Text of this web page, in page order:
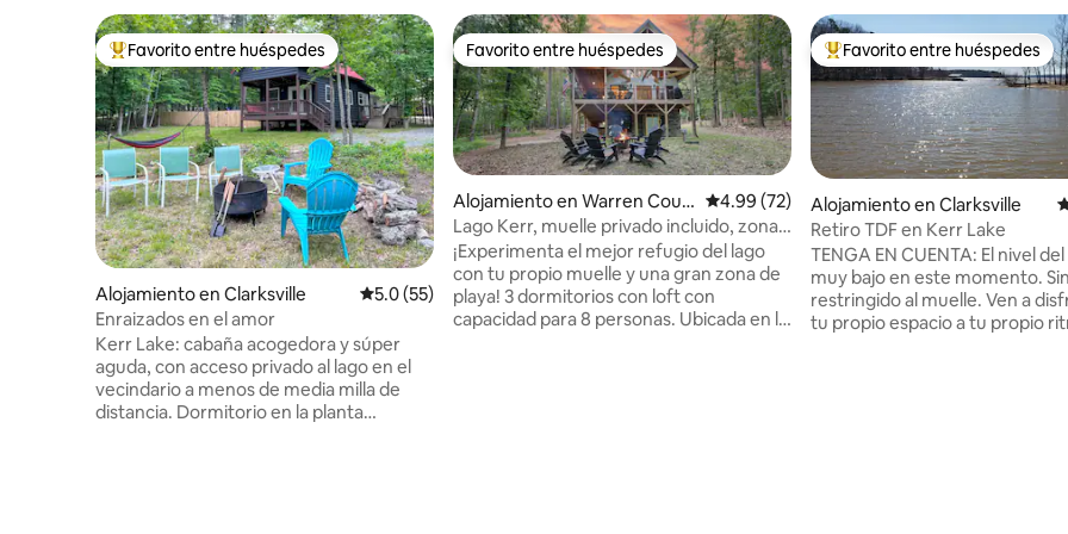
Favorito entre huéspedes preferido
Favorito entre huéspedes
Alojamiento en Clarksville Calificación promedio: 5.0 de 5, 55 reseñas
5.0 (55)
Enraizados en el amor
Kerr Lake: cabaña acogedora y súper
aguda, con acceso privado al lago en el
vecindario a menos de media milla de
distancia. Dormitorio en la planta
Favorito entre huéspedes
Favorito entre huéspedes
Alojamiento en Warren Coun
ty
Calificación promedio: 4.99 de 5, 72 reseñas
4.99 (72)
Lago Kerr, muelle privado incluido, zona
de playa y cala
¡Experimenta el mejor refugio del lago
con tu propio muelle y una gran zona de
playa! 3 dormitorios con loft con
capacidad para 8 personas. Ubicada en la
Favorito entre huéspedes
Favorito entre huéspedes
Alojamiento en Clarksville
Retiro TDF en Kerr Lake
TENGA EN CUENTA: El nivel
muy bajo en este momento.
restringido al muelle. Ven a
tu propio espacio a tu propio